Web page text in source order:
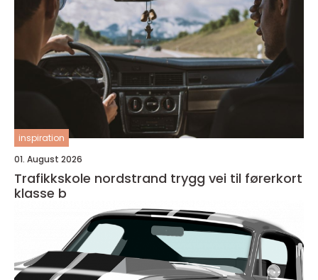
inspiration
01. August 2026
Trafikkskole nordstrand trygg vei til førerkort
klasse b